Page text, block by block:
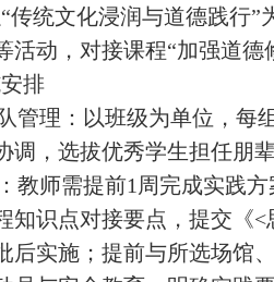
传统文化浸润与道德践行
活动，对接课程“加强道
排
管理：以班级为单位，每
调，选拔优秀学生担任朋
教师需提前1周完成实践
知识点对接要点，提交《
后实施；提前与所选场馆